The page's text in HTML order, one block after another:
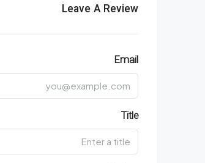
Leave A Review
Email
Title